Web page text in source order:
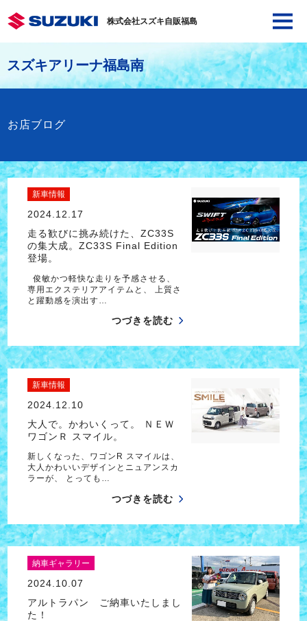
株式会社スズキ自販福島
スズキアリーナ福島南
お店ブログ
新車情報
2024.12.17
走る歓びに挑み続けた、ZC33S
の集大成。ZC33S Final Edition
登場。
俊敏かつ軽快な走りを予感させる、
専用エクステリアアイテムと、 上質さ
と躍動感を演出す…
つづきを読む
新車情報
2024.12.10
大人で。かわいくって。 ＮＥＷ
ワゴンＲ スマイル。
新しくなった、ワゴンR スマイルは、
大人かわいいデザインとニュアンスカ
ラーが、 とっても…
つづきを読む
納車ギャラリー
2024.10.07
アルトラパン ご納車いたしまし
た！